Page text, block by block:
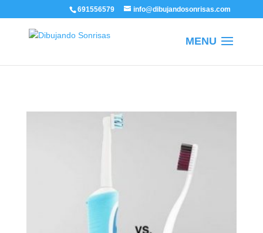
691556579 info@dibujandosonrisas.com